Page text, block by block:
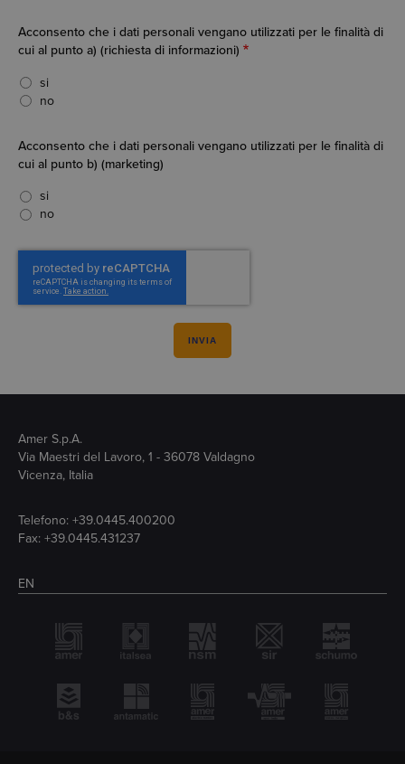
Acconsento che i dati personali vengano utilizzati per le finalità di
cui al punto a) (richiesta di informazioni)
si
no
Acconsento che i dati personali vengano utilizzati per le finalità di
cui al punto b) (marketing)
si
no
Amer S.p.A.
Via Maestri del Lavoro, 1 - 36078 Valdagno
Vicenza, Italia
Telefono: +39.0445.400200
Fax: +39.0445.431237
EN